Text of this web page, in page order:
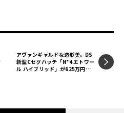
アヴァンギャルドな造形美。DS
新型Cセグハッチ「N°4 エトワー
ル ハイブリッド」が625万円で